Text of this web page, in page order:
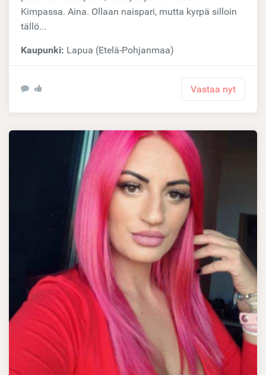
Kimpassa. Aina. Ollaan naispari, mutta kyrpä silloin
tällö...
Kaupunki: Lapua (Etelä-Pohjanmaa)
Vastaa nyt